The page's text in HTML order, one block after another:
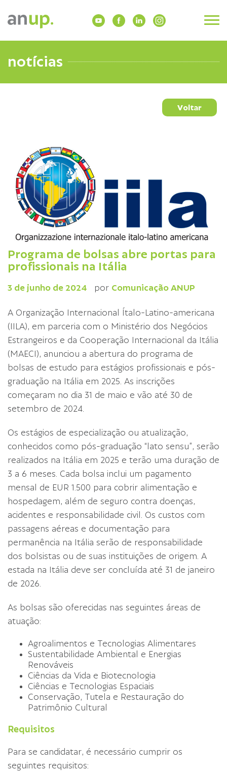
notícias
Voltar
Programa de bolsas abre portas para
profissionais na Itália
3 de junho de 2024 por Comunicação ANUP
A Organização Internacional Ítalo-Latino-americana
(IILA), em parceria com o Ministério dos Negócios
Estrangeiros e da Cooperação Internacional da Itália
(MAECI), anunciou a abertura do programa de
bolsas de estudo para estágios profissionais e pós-
graduação na Itália em 2025. As inscrições
começaram no dia 31 de maio e vão até 30 de
setembro de 2024.
Os estágios de especialização ou atualização,
conhecidos como pós-graduação “lato sensu”, serão
realizados na Itália em 2025 e terão uma duração de
3 a 6 meses. Cada bolsa inclui um pagamento
mensal de EUR 1.500 para cobrir alimentação e
hospedagem, além de seguro contra doenças,
acidentes e responsabilidade civil. Os custos com
passagens aéreas e documentação para
permanência na Itália serão de responsabilidade
dos bolsistas ou de suas instituições de origem. A
estada na Itália deve ser concluída até 31 de janeiro
de 2026.
As bolsas são oferecidas nas seguintes áreas de
atuação:
Agroalimentos e Tecnologias Alimentares
Sustentabilidade Ambiental e Energias
Renováveis
Ciências da Vida e Biotecnologia
Ciências e Tecnologias Espaciais
Conservação, Tutela e Restauração do
Patrimônio Cultural
Requisitos
Para se candidatar, é necessário cumprir os
seguintes requisitos: